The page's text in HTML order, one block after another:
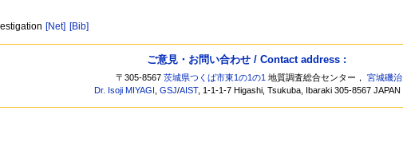
[Net] [Bib]
ご意見・お問い合わせ / Contact address :
〒305-8567茨城県つくば市東1の1の1 地質調査総合センター，宮城磯治
Dr. Isoji MIYAGI ,GSJ/AIST, 1-1-1-7 Higashi, Tsukuba, Ibaraki 305-8567 JAPAN